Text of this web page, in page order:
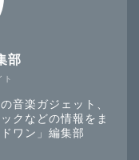
ト
部
音楽ガジェット、
クなどの情報をま
ワン」編集部